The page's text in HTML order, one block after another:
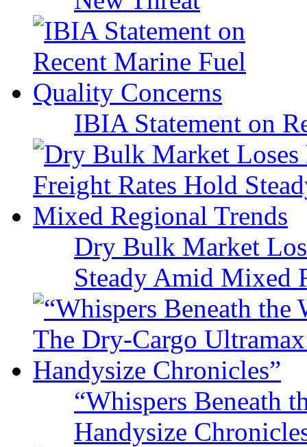
IBIA Statement on
Dry Bulk Market
Steady Amid Mixed
“Whispers Beneath
Handysize